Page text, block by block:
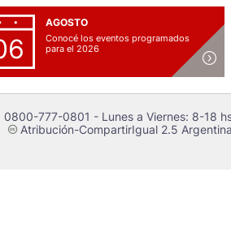
AGOSTO
Conocé los eventos programados
para el 2026
0800-777-0801 - Lunes a Viernes: 8-18
cAtribución-CompartirIgual 2.5 Argentina